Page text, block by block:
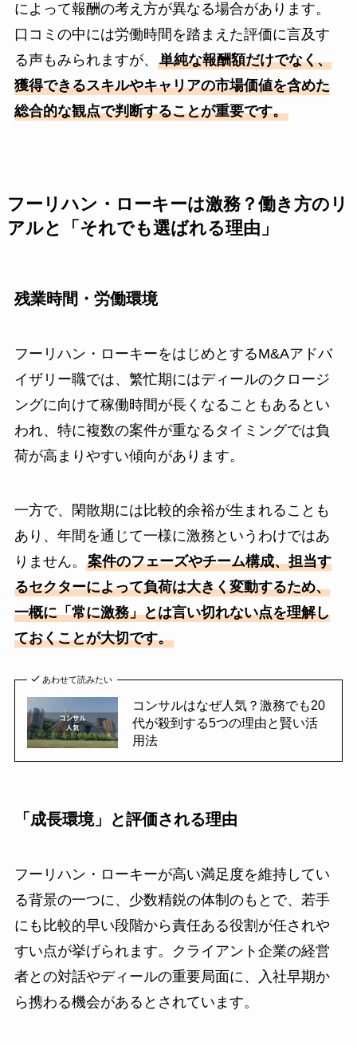
によって報酬の考え方が異なる場合があります。
口コミの中には労働時間を踏まえた評価に言及す
る声もみられますが、 単純な報酬額だけでなく、
獲得できるスキルやキャリアの市場価値を含めた
総合的な観点で判断することが重要です。
フーリハン・ローキーは激務？働き方のリ
アルと「それでも選ばれる理由」
残業時間・労働環境
フーリハン・ローキーをはじめとするM&Aアドバ
イザリー職では、繁忙期にはディールのクロージ
ングに向けて稼働時間が長くなることもあるとい
われ、特に複数の案件が重なるタイミングでは負
荷が高まりやすい傾向があります。
一方で、閑散期には比較的余裕が生まれることも
あり、年間を通じて一様に激務というわけではあ
りません。 案件のフェーズやチーム構成、担当す
るセクターによって負荷は大きく変動するため、
一概に「常に激務」とは言い切れない点を理解し
ておくことが大切です。
あわせて読みたい
コンサルはなぜ人気？激務でも20
代が殺到する5つの理由と賢い活
用法
「成長環境」と評価される理由
フーリハン・ローキーが高い満足度を維持してい
る背景の一つに、少数精鋭の体制のもとで、若手
にも比較的早い段階から責任ある役割が任されや
すい点が挙げられます。クライアント企業の経営
者との対話やディールの重要局面に、入社早期か
ら携わる機会があるとされています。